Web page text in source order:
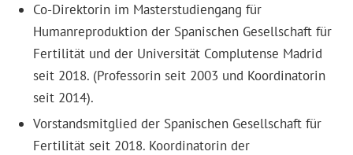
Co-Direktorin im Masterstudiengang für
Humanreproduktion der Spanischen Gesellschaft für
Fertilität und der Universität Complutense Madrid
seit 2018. (Professorin seit 2003 und Koordinatorin
seit 2014).
Vorstandsmitglied der Spanischen Gesellschaft für
Fertilität seit 2018. Koordinatorin der